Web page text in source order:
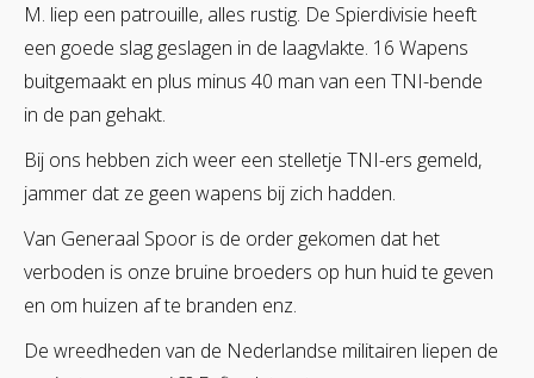
M. liep een patrouille, alles rustig. De Spierdivisie heeft
een goede slag geslagen in de laagvlakte. 16 Wapens
buitgemaakt en plus minus 40 man van een TNI-bende
in de pan gehakt.
Bij ons hebben zich weer een stelletje TNI-ers gemeld,
jammer dat ze geen wapens bij zich hadden.
Van Generaal Spoor is de order gekomen dat het
verboden is onze bruine broeders op hun huid te geven
en om huizen af te branden enz.
De wreedheden van de Nederlandse militairen liepen de